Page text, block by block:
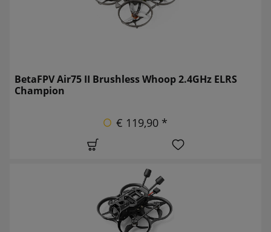
BetaFPV Air75 II Brushless Whoop 2.4GHz ELRS
Champion
€ 119,90 *